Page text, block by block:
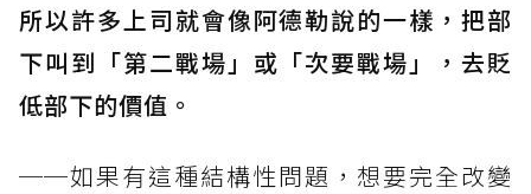
所以許多上司就會像阿德勒說的一樣，把部
下叫到「第二戰場」或「次要戰場」，去貶
低部下的價值。
──如果有這種結構性問題，想要完全改變